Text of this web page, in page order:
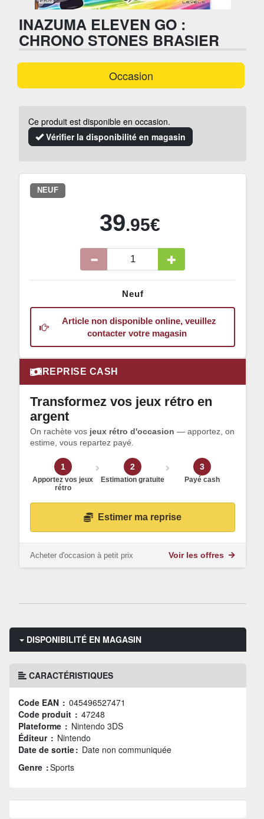
INAZUMA ELEVEN GO :
CHRONO STONES BRASIER
Occasion
Ce produit est disponible en occasion.
Vérifier la disponibilité en magasin
NEUF
39.95€
Neuf
Article non disponible online, veuillez
contacter votre magasin
REPRISE CASH
Transformez vos jeux rétro en
argent
On rachète vos jeux rétro d'occasion — apportez, on
estime, vous repartez payé.
1
Apportez vos jeux
rétro
2
Estimation gratuite
3
Payé cash
Estimer ma reprise
Acheter d'occasion à petit prix Voir les offres
DISPONIBILITÉ EN MAGASIN
CARACTÉRISTIQUES
Code EAN : 045496527471
Code produit : 47248
Plateforme : Nintendo 3DS
Éditeur : Nintendo
Date de sortie : Date non communiquée
Genre :Sports